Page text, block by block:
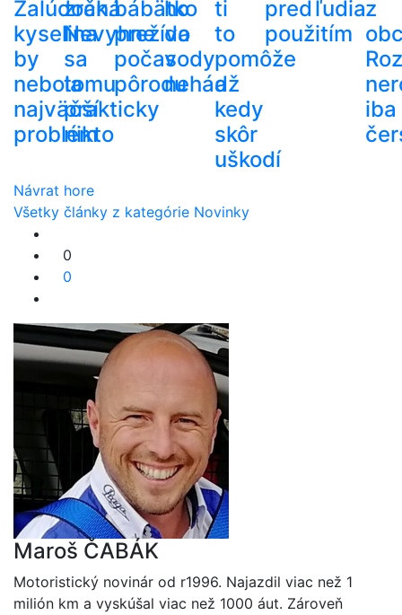
Žalúdočná
kyselina
by
nebola
najväčší
problém
zrak.
Nevyhne
sa
tomu
prakticky
nikto
bábätko
prežíva
počas
pôrodu
ho
do
vody
nehádž
ti
to
pomôže
a
kedy
skôr
uškodí
pred
použitím
ľudiaz
iba
Návrat hore
Všetky články z kategórie Novinky
0
0
Maroš ČABÁK
Motoristický novinár od r1996. Najazdil viac než 1
milión km a vyskúšal viac než 1000 áut. Zároveň